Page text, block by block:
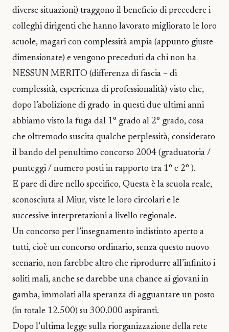
diverse situazioni) traggono il beneficio di precedere i
colleghi dirigenti che hanno lavorato migliorato le loro
scuole, magari con complessità ampia (appunto giuste-
dimensionate) e vengono preceduti da chi non ha
NESSUN MERITO (differenza di fascia – di
complessità, esperienza di professionalità) visto che,
dopo l’abolizione di grado in questi due ultimi anni
abbiamo visto la fuga dal 1° grado al 2° grado, cosa
che oltremodo suscita qualche perplessità, considerato
il bando del penultimo concorso 2004 (graduatoria /
punteggi / numero posti in rapporto tra 1° e 2° ).
E pare di dire nello specifico, Questa è la scuola reale,
sconosciuta al Miur, viste le loro circolari e le
successive interpretazioni a livello regionale.
Un concorso per l’insegnamento indistinto aperto a
tutti, cioè un concorso ordinario, senza questo nuovo
scenario, non farebbe altro che riprodurre all’infinito i
soliti mali, anche se darebbe una chance ai giovani in
gamba, immolati alla speranza di agguantare un posto
(in totale 12.500) su 300.000 aspiranti.
Dopo l’ultima legge sulla riorganizzazione della rete